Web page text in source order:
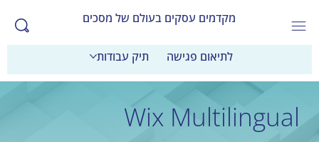
מקדמים עסקים בעולם של מסכים
לתיאום פגישה תיק עבודות
Wix Multilingual